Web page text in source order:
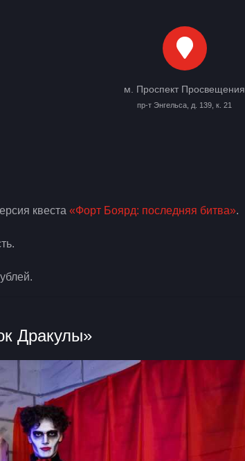
м. Проспект Просвещения
пр-т Энгельса, д. 139, к. 21
квеста «Форт Боярд: последняя битва».
Дракулы»